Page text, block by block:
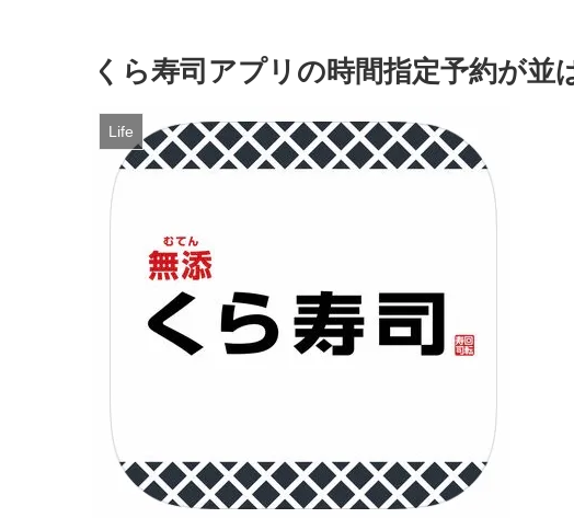
くら寿司アプリの時間指定予約が並
Life